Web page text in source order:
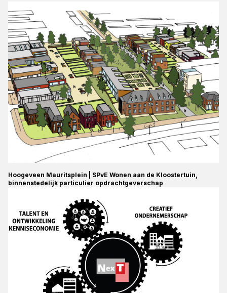
Hoogeveen Mauritsplein | SPvE Wonen aan de Kloostertuin,
binnenstedelijk particulier opdrachtgeverschap